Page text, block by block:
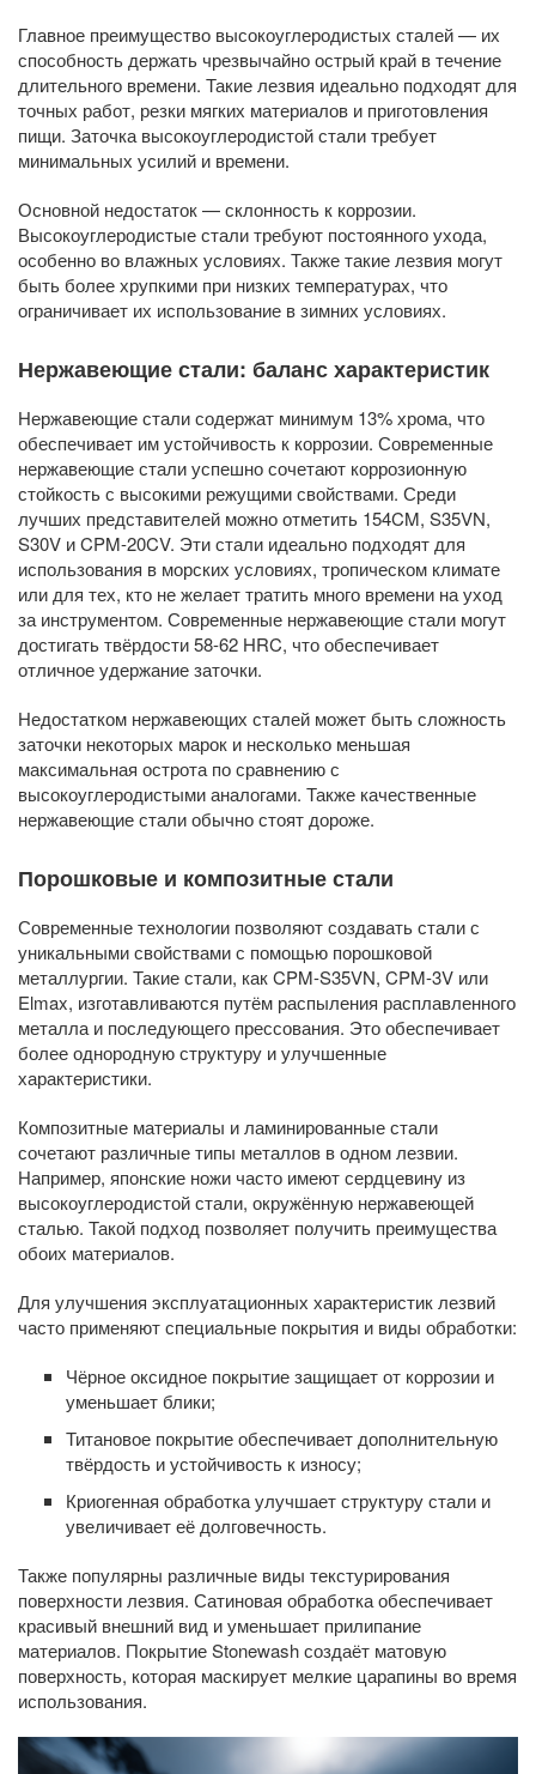
Главное преимущество высокоуглеродистых сталей — их
способность держать чрезвычайно острый край в течение
длительного времени. Такие лезвия идеально подходят для
точных работ, резки мягких материалов и приготовления
пищи. Заточка высокоуглеродистой стали требует
минимальных усилий и времени.
Основной недостаток — склонность к коррозии.
Высокоуглеродистые стали требуют постоянного ухода,
особенно во влажных условиях. Также такие лезвия могут
быть более хрупкими при низких температурах, что
ограничивает их использование в зимних условиях.
Нержавеющие стали: баланс характеристик
Нержавеющие стали содержат минимум 13% хрома, что
обеспечивает им устойчивость к коррозии. Современные
нержавеющие стали успешно сочетают коррозионную
стойкость с высокими режущими свойствами. Среди
лучших представителей можно отметить 154CM, S35VN,
S30V и CPM-20CV. Эти стали идеально подходят для
использования в морских условиях, тропическом климате
или для тех, кто не желает тратить много времени на уход
за инструментом. Современные нержавеющие стали могут
достигать твёрдости 58-62 HRC, что обеспечивает
отличное удержание заточки.
Недостатком нержавеющих сталей может быть сложность
заточки некоторых марок и несколько меньшая
максимальная острота по сравнению с
высокоуглеродистыми аналогами. Также качественные
нержавеющие стали обычно стоят дороже.
Порошковые и композитные стали
Современные технологии позволяют создавать стали с
уникальными свойствами с помощью порошковой
металлургии. Такие стали, как CPM-S35VN, CPM-3V или
Elmax, изготавливаются путём распыления расплавленного
металла и последующего прессования. Это обеспечивает
более однородную структуру и улучшенные
характеристики.
Композитные материалы и ламинированные стали
сочетают различные типы металлов в одном лезвии.
Например, японские ножи часто имеют сердцевину из
высокоуглеродистой стали, окружённую нержавеющей
сталью. Такой подход позволяет получить преимущества
обоих материалов.
Для улучшения эксплуатационных характеристик лезвий
часто применяют специальные покрытия и виды обработки:
Чёрное оксидное покрытие защищает от коррозии и
уменьшает блики;
Титановое покрытие обеспечивает дополнительную
твёрдость и устойчивость к износу;
Криогенная обработка улучшает структуру стали и
увеличивает её долговечность.
Также популярны различные виды текстурирования
поверхности лезвия. Сатиновая обработка обеспечивает
красивый внешний вид и уменьшает прилипание
материалов. Покрытие Stonewash создаёт матовую
поверхность, которая маскирует мелкие царапины во время
использования.